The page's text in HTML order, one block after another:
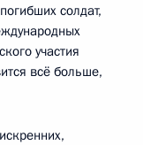
солдат,
участия
всё больше,